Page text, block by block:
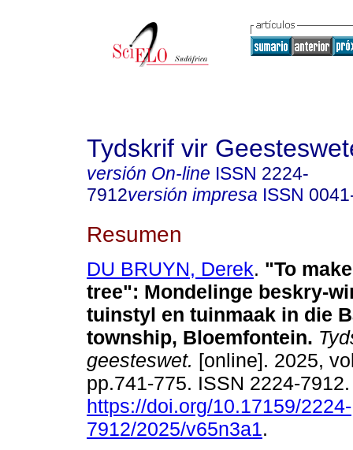
Tydskrif vir
versión On-line ISSN 2224-
7912versión impresa ISSN
Resumen
DU BRUYN, Derek. "To
tree": Mondelinge beskry-
tuinstyl en tuinmaak in die
township, Bloemfontein.
geesteswet. [online]. 2025,
pp.741-775. ISSN 2224-
https://doi.org/10.17159/2224-
7912/2025/v65n3a1.